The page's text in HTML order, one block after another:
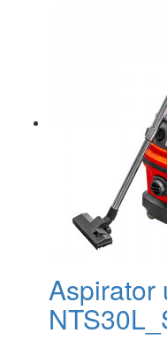
Aspirator